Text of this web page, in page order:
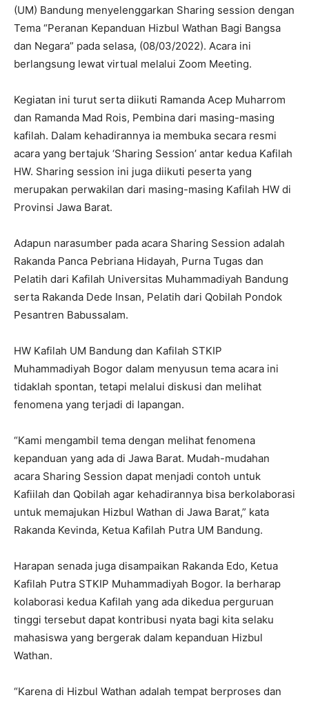
(UM) Bandung menyelenggarkan Sharing session dengan
Tema “Peranan Kepanduan Hizbul Wathan Bagi Bangsa
dan Negara” pada selasa, (08/03/2022). Acara ini
berlangsung lewat virtual melalui Zoom Meeting.
Kegiatan ini turut serta diikuti Ramanda Acep Muharrom
dan Ramanda Mad Rois, Pembina dari masing-masing
kafilah. Dalam kehadirannya ia membuka secara resmi
acara yang bertajuk ‘Sharing Session’ antar kedua Kafilah
HW. Sharing session ini juga diikuti peserta yang
merupakan perwakilan dari masing-masing Kafilah HW di
Provinsi Jawa Barat.
Adapun narasumber pada acara Sharing Session adalah
Rakanda Panca Pebriana Hidayah, Purna Tugas dan
Pelatih dari Kafilah Universitas Muhammadiyah Bandung
serta Rakanda Dede Insan, Pelatih dari Qobilah Pondok
Pesantren Babussalam.
HW Kafilah UM Bandung dan Kafilah STKIP
Muhammadiyah Bogor dalam menyusun tema acara ini
tidaklah spontan, tetapi melalui diskusi dan melihat
fenomena yang terjadi di lapangan.
“Kami mengambil tema dengan melihat fenomena
kepanduan yang ada di Jawa Barat. Mudah-mudahan
acara Sharing Session dapat menjadi contoh untuk
Kafiilah dan Qobilah agar kehadirannya bisa berkolaborasi
untuk memajukan Hizbul Wathan di Jawa Barat,” kata
Rakanda Kevinda, Ketua Kafilah Putra UM Bandung.
Harapan senada juga disampaikan Rakanda Edo, Ketua
Kafilah Putra STKIP Muhammadiyah Bogor. Ia berharap
kolaborasi kedua Kafilah yang ada dikedua perguruan
tinggi tersebut dapat kontribusi nyata bagi kita selaku
mahasiswa yang bergerak dalam kepanduan Hizbul
Wathan.
“Karena di Hizbul Wathan adalah tempat berproses dan